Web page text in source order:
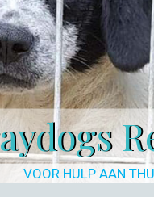
VOOR HULP AAN